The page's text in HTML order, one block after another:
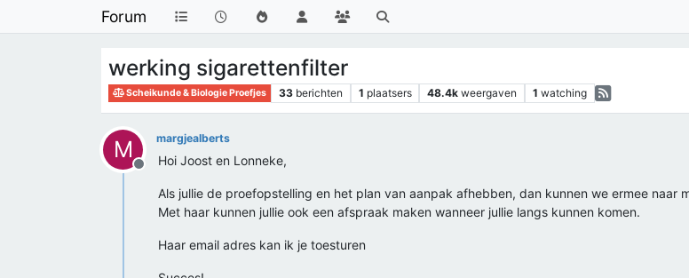
Forum
werking sigarettenfilter
Scheikunde & Biologie Proefjes 33 berichten 1 plaatsers 48.4k weergaven 1 watching
M
Offline
margjealberts
Hoi Joost en Lonneke,
Als jullie de proefopstelling en het plan van aanpak afhebben, dan kunnen we ermee naar
Met haar kunnen jullie ook een afspraak maken wanneer jullie langs kunnen komen.
Haar email adres kan ik je toesturen